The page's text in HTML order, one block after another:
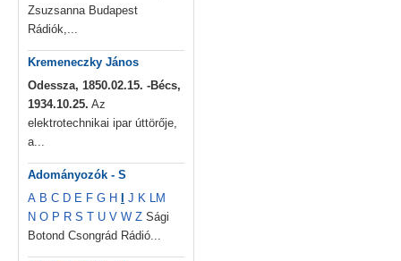
Zsuzsanna Budapest
Rádiók,...
Kremeneczky János
Odessza, 1850.02.15. -Bécs,
1934.10.25. Az
elektrotechnikai ipar úttörője,
a...
Adományozók - S
A B C D E F G H J K LM
N O P R S T U V W Z Sági
Botond Csongrád Rádió...